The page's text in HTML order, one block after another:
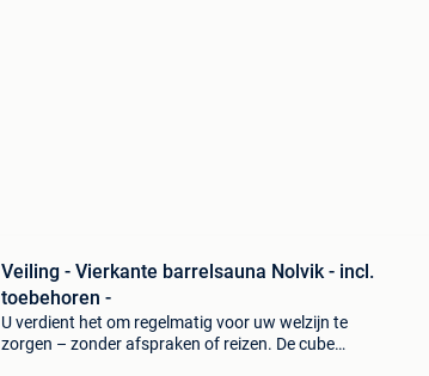
Veiling - Vierkante barrelsauna Nolvik - incl.
toebehoren -
U verdient het om regelmatig voor uw welzijn te
zorgen – zonder afspraken of reizen. De cube